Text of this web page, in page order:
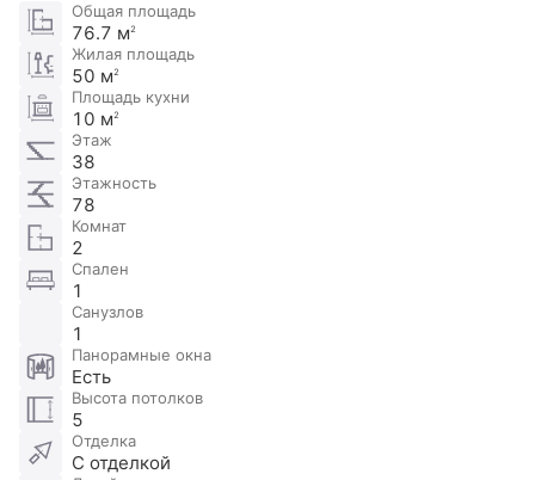
Общая площадь
76.7 м2
Жилая площадь
50 м2
Площадь кухни
10 м2
Этаж
38
Этажность
78
Комнат
2
Спален
1
Санузлов
1
Панорамные окна
Есть
Высота потолков
5
Отделка
С отделкой